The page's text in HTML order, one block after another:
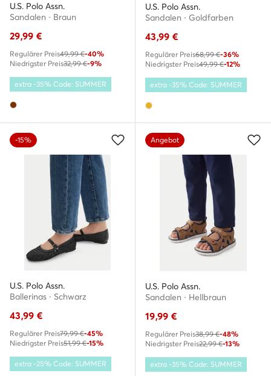
U.S. Polo Assn.
Sandalen · Braun
29,99 €
Regulärer Preis49,99 €-40%
Niedrigster Preis32,99 €-9%
extra -35% Code: SUMMER
U.S. Polo Assn.
Sandalen · Goldfarben
43,99 €
Regulärer Preis68,99 €-36%
Niedrigster Preis49,99 €-12%
extra -35% Code: SUMMER
-15%
U.S. Polo Assn.
Ballerinas · Schwarz
43,99 €
Regulärer Preis79,99 €-45%
Niedrigster Preis51,99 €-15%
extra -25% Code: SUMMER
Angebot
U.S. Polo Assn.
Sandalen · Hellbraun
19,99 €
Regulärer Preis38,99 €-48%
Niedrigster Preis22,99 €-13%
extra -35% Code: SUMMER